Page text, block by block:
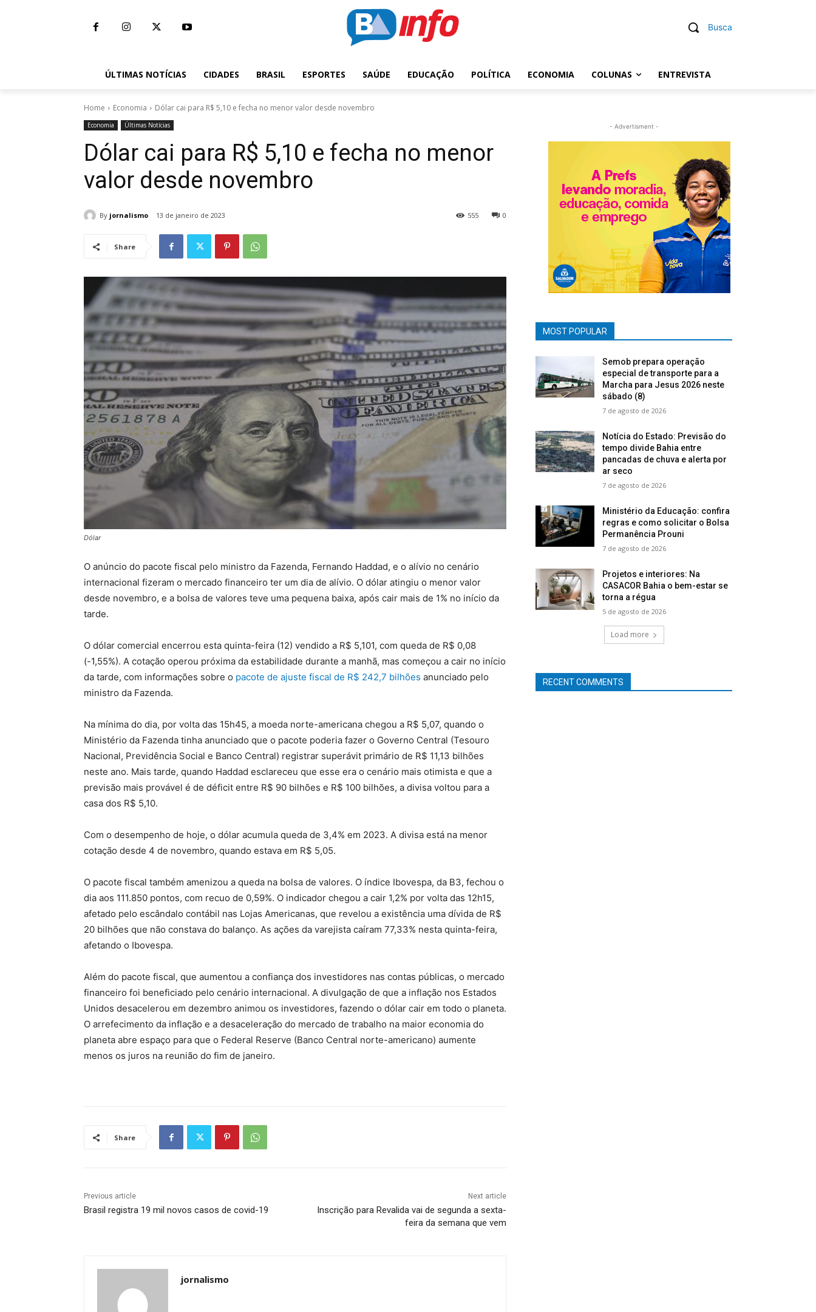
Busca
ÚLTIMAS NOTÍCIAS CIDADES BRASIL ESPORTES SAÚDE EDUCAÇÃO POLÍTICA ECONOMIA COLUNAS ENTREVISTA
Home Economia Dólar cai para R$ 5,10 e fecha no menor valor desde novembro
Economia Últimas Notícias
Dólar cai para R$ 5,10 e fecha no menor
valor desde novembro
By jornalismo 13 de janeiro de 2023 0
555
Share
Dólar
O anúncio do pacote fiscal pelo ministro da Fazenda, Fernando Haddad, e o alívio no cenário
internacional fizeram o mercado financeiro ter um dia de alívio. O dólar atingiu o menor valor
desde novembro, e a bolsa de valores teve uma pequena baixa, após cair mais de 1% no início da
tarde.
O dólar comercial encerrou esta quinta-feira (12) vendido a R$ 5,101, com queda de R$ 0,08
(-1,55%). A cotação operou próxima da estabilidade durante a manhã, mas começou a cair no início
da tarde, com informações sobre o pacote de ajuste fiscal de R$ 242,7 bilhões anunciado pelo
ministro da Fazenda.
Na mínima do dia, por volta das 15h45, a moeda norte-americana chegou a R$ 5,07, quando o
Ministério da Fazenda tinha anunciado que o pacote poderia fazer o Governo Central (Tesouro
Nacional, Previdência Social e Banco Central) registrar superávit primário de R$ 11,13 bilhões
neste ano. Mais tarde, quando Haddad esclareceu que esse era o cenário mais otimista e que a
previsão mais provável é de déficit entre R$ 90 bilhões e R$ 100 bilhões, a divisa voltou para a
casa dos R$ 5,10.
Com o desempenho de hoje, o dólar acumula queda de 3,4% em 2023. A divisa está na menor
cotação desde 4 de novembro, quando estava em R$ 5,05.
O pacote fiscal também amenizou a queda na bolsa de valores. O índice Ibovespa, da B3, fechou o
dia aos 111.850 pontos, com recuo de 0,59%. O indicador chegou a cair 1,2% por volta das 12h15,
afetado pelo escândalo contábil nas Lojas Americanas, que revelou a existência uma dívida de R$
20 bilhões que não constava do balanço. As ações da varejista caíram 77,33% nesta quinta-feira,
afetando o Ibovespa.
Além do pacote fiscal, que aumentou a confiança dos investidores nas contas públicas, o mercado
financeiro foi beneficiado pelo cenário internacional. A divulgação de que a inflação nos Estados
Unidos desacelerou em dezembro animou os investidores, fazendo o dólar cair em todo o planeta.
O arrefecimento da inflação e a desaceleração do mercado de trabalho na maior economia do
planeta abre espaço para que o Federal Reserve (Banco Central norte-americano) aumente
menos os juros na reunião do fim de janeiro.
Share
Previous article
Brasil registra 19 mil novos casos de covid-19
Next article
Inscrição para Revalida vai de segunda a sexta-
feira da semana que vem
jornalismo
- Advertisment -
MOST POPULAR
Semob prepara operação
especial de transporte para a
Marcha para Jesus 2026 neste
sábado (8)
7 de agosto de 2026
Notícia do Estado: Previsão do
tempo divide Bahia entre
pancadas de chuva e alerta por
ar seco
7 de agosto de 2026
Ministério da Educação: confira
regras e como solicitar o Bolsa
Permanência Prouni
7 de agosto de 2026
Projetos e interiores: Na
CASACOR Bahia o bem-estar se
torna a régua
5 de agosto de 2026
Load more
RECENT COMMENTS